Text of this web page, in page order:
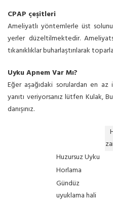
CPAP çeşitleri
Ameliyatlı yöntemlerle üst
yerler düzeltilmektedir.
tıkanıklıklar buharlaştırılarak
Uyku Apnem Var Mı?
Eğer aşağıdaki sorulardan en az
yanıtı veriyorsanız lütfen Kulak,
danışınız.
Huzursuz Uyku
Horlama
Gündüz
uyuklama hali